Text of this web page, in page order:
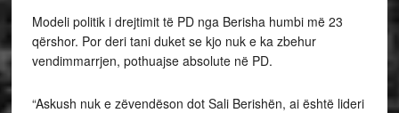
Modeli politik i drejtimit të PD nga Berisha humbi më 23
qërshor. Por deri tani duket se kjo nuk e ka zbehur
vendimmarrjen, pothuajse absolute në PD.
“Askush nuk e zëvendëson dot Sali Berishën, ai është lideri